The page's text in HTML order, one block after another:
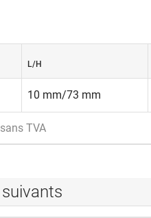
L/H
10 mm/73 mm
TVA